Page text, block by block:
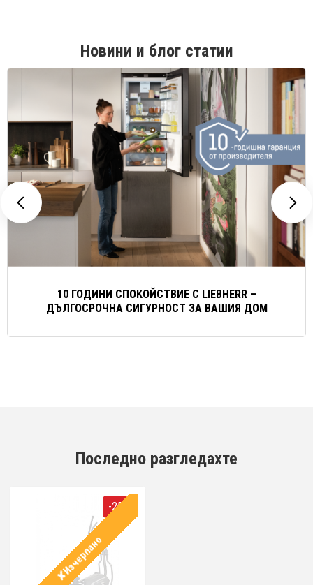
Новини и блог статии
10 ГОДИНИ СПОКОЙСТВИЕ С LIEBHERR –
ДЪЛГОСРОЧНА СИГУРНОСТ ЗА ВАШИЯ ДОМ
Последно разгледахте
-25%
✘Изчерпано